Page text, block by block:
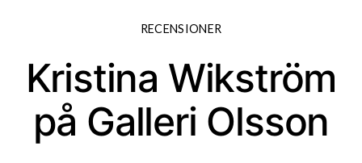
RECENSIONER
Kristina Wikström
på Galleri Olsson